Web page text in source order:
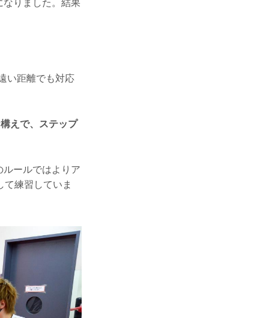
りました。結果
い距離でも対応
えで、ステップ
ールではよりア
練習していま